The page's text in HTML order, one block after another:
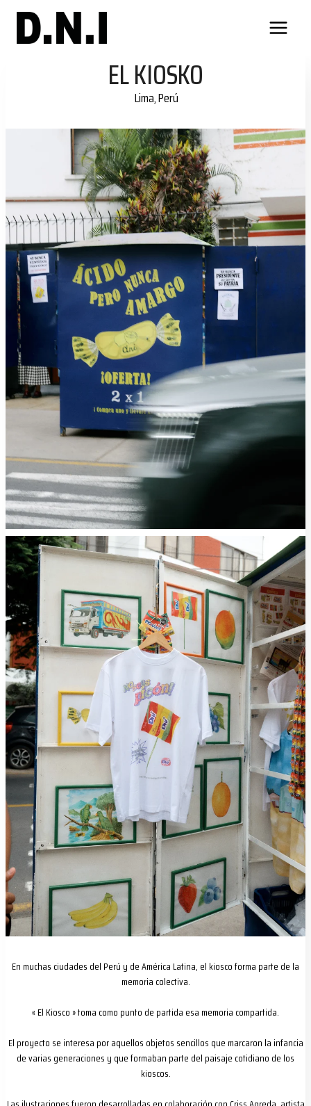
Skip
content
EL KIOSKO
Lima, Perú
En muchas ciudades del Perú y de América Latina, el kiosco forma parte de la
memoria colectiva.
« El Kiosco » toma como punto de partida esa memoria compartida.
El proyecto se interesa por aquellos objetos sencillos que marcaron la infancia
de varias generaciones y que formaban parte del paisaje cotidiano de los
kioscos.